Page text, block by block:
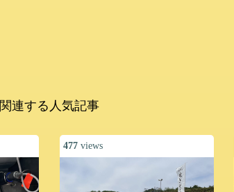
関連する人気記事
477 views